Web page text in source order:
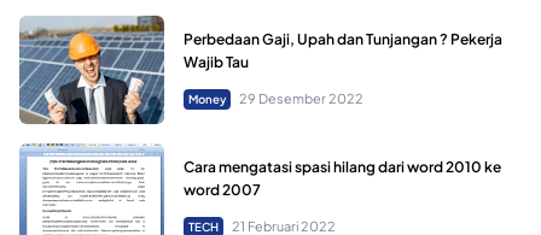
Perbedaan Gaji, Upah dan Tunjangan ? Pekerja
Wajib Tau
Money 29 Desember 2022
Cara mengatasi spasi hilang dari word 2010 ke
word 2007
TECH 21 Februari 2022